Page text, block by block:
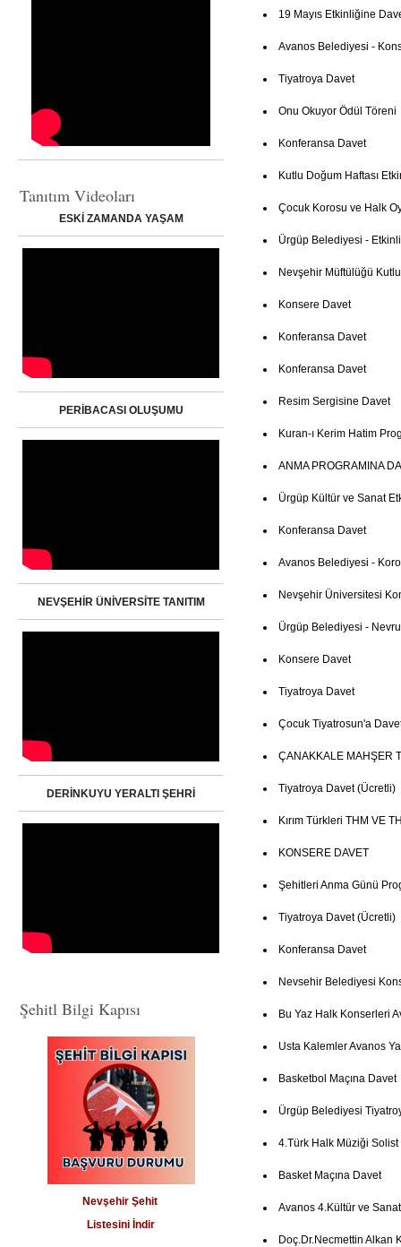
Tanıtım Videoları
ESKİ ZAMANDA YAŞAM
PERİBACASI OLUŞUMU
NEVŞEHİR ÜNİVERSİTE TANITIM
DERİNKUYU YERALTI ŞEHRİ
Şehitl Bilgi Kapısı
Nevşehir Şehit
Listesini İndir
19 Mayıs Etkinliğine
Avanos Belediyesi -
Tiyatroya Davet
Onu Okuyor Ödül Töreni
Konferansa Davet
Kutlu Doğum Haftası
Çocuk Korosu ve Halk
Ürgüp Belediyesi -
Nevşehir Müftülüğü
Konsere Davet
Konferansa Davet
Konferansa Davet
Resim Sergisine Davet
Kuran-ı Kerim Hatim
ANMA PROGRAMINA
Ürgüp Kültür ve Sanat
Konferansa Davet
Avanos Belediyesi -
Nevşehir Üniversitesi
Ürgüp Belediyesi -
Konsere Davet
Tiyatroya Davet
Çocuk Tiyatrosun'a
ÇANAKKALE MAHŞER
Tiyatroya Davet (Ücretli)
Kırım Türkleri THM VE
KONSERE DAVET
Şehitleri Anma Günü
Tiyatroya Davet (Ücretli)
Konferansa Davet
Nevsehir Belediyesi
Bu Yaz Halk Konserleri
Usta Kalemler Avanos
Basketbol Maçına Davet
Ürgüp Belediyesi
4.Türk Halk Müziği Solist
Basket Maçına Davet
Avanos 4.Kültür ve
Doç.Dr.Necmettin Alkan